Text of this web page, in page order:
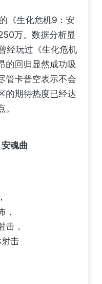
《生化危机9：安
万。数据分析显
经玩过《生化危机
的回归显然成功吸
管卡普空表示不会
的期待热度已经达
。
魂曲
，
击，
击